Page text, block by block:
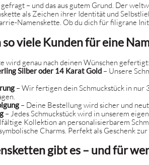
– und das aus gutem Grund. Der
als Zeichen ihrer Identität und
Namenskette . Ob du dich für filigrane
viele Kunden für eine
wird genau nach deinen Wünschen
Silber oder 14 Karat Gold – Unsere
– Wir fertigen dein Schmuckstück in
– Deine Bestellung wird sicher und
– Jedes Schmuckstück wird in unserem
Kollektion an personalisierbarem
Charms. Perfekt als Geschenk
gibt es – und für